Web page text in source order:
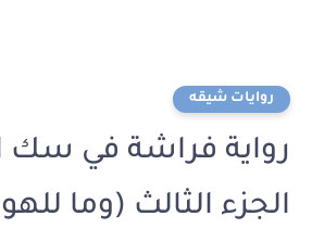
روايات شيقه
رواية فراشة في سك
الجزء الثالث (وما